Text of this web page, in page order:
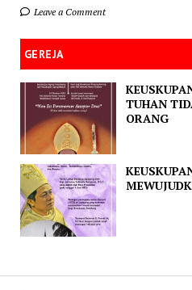
Leave a Comment
GEREJA
TUHAN
ORANG